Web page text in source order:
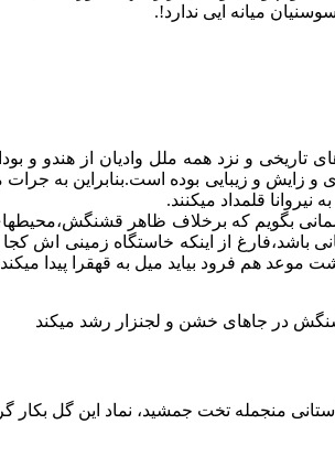
میانه ایی ندارد!.
تاریخی و نزد همه ملل وادیان از هندو و
و زیبایی بوده است.بنابراین به جرات
قلمداد میکنند.
بگویم که برخلاف ظاهر
باشد،فارغ از اینکه خاستگاه زمینی
موعد هم فرود بیاید میل به قهقرا پیدا
در جاهای خشن و لجنزار رشد میکند
منجمله تخت جمشید، نماد این گل بکار